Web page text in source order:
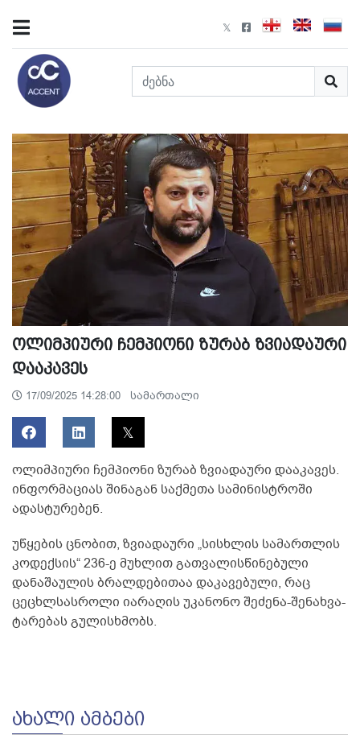
ოლიმპიური ჩემპიონი ზურაბ ზვიადაური
დააკავეს
17/09/2025 14:28:00 სამართალი
ოლიმპიური ჩემპიონი ზურაბ ზვიადაური დააკავეს.
ინფორმაციას შინაგან საქმეთა სამინისტროში
ადასტურებენ.
უწყების ცნობით, ზვიადაური „სისხლის სამართლის
კოდექსის“ 236-ე მუხლით გათვალისწინებული
დანაშაულის ბრალდებითაა დაკავებული, რაც
ცეცხლსასროლი იარაღის უკანონო შეძენა-შენახვა-
ტარებას გულისხმობს.
ᲐᲮᲐᲚᲘ ᲐᲛᲑᲔᲑᲘ